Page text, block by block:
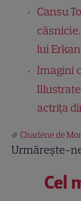
Cansu
lui
Imagini
actrița
Charlene de
Urmărește-
Cel